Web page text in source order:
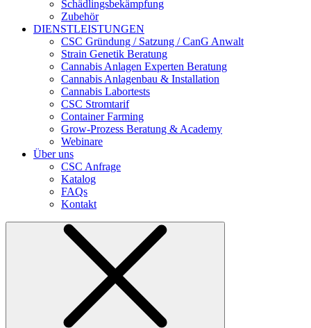
Schädlingsbekämpfung
Zubehör
DIENSTLEISTUNGEN
CSC Gründung / Satzung / CanG Anwalt
Strain Genetik Beratung
Cannabis Anlagen Experten Beratung
Cannabis Anlagenbau & Installation
Cannabis Labortests
CSC Stromtarif
Container Farming
Grow-Prozess Beratung & Academy
Webinare
Über uns
CSC Anfrage
Katalog
FAQs
Kontakt